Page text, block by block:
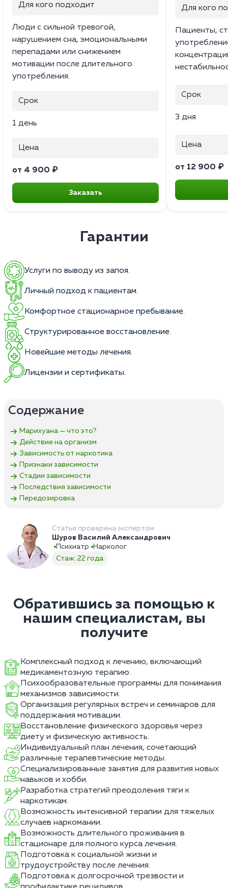
Для кого подходит
Люди с сильной тревогой,
нарушением сна, эмоциональными
перепадами или снижением
мотивации после длительного
употребления.
Срок
1 день
Цена
от 4 900 ₽
Заказать
Для кого
Пациенты,
Срок
3 дня
Цена
от 12 900 ₽
Гарантии
Услуги по выводу из запоя.
Личный подход к пациентам.
Комфортное стационарное пребывание.
Структурированное восстановление.
Новейшие методы лечения.
Лицензии и сертификаты.
Содержание
Марихуана — что это?
Действие на организм
Зависимость от наркотика
Признаки зависимости
Стадии зависимости
Последствия зависимости
Передозировка
Статья проверена экспертом
Шуров Василий Александрович
Психиатр
Нарколог
Стаж: 22 года
Обратившись за помощью к
нашим специалистам, вы
получите
Комплексный подход к лечению, включающий
медикаментозную терапию.
Психообразовательные программы для понимания
механизмов зависимости.
Организация регулярных встреч и семинаров для
поддержания мотивации.
Восстановление физического здоровья через
диету и физическую активность.
Индивидуальный план лечения, сочетающий
различные терапевтические методы.
Специализированные занятия для развития новых
навыков и хобби.
Разработка стратегий преодоления тяги к
наркотикам.
Возможность интенсивной терапии для тяжелых
случаев наркомании.
Возможность длительного проживания в
стационаре для полного курса лечения.
Подготовка к социальной жизни и
трудоустройству после лечения.
Подготовка к долгосрочной трезвости и